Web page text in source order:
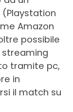
(Playstation
Amazon
possibile
tramite pc,
in
il match su